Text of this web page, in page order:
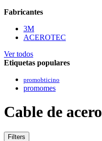
Fabricantes
3M
ACEROTEC
Ver todos
Etiquetas populares
promobticino
promomes
Cable de acero
Filters